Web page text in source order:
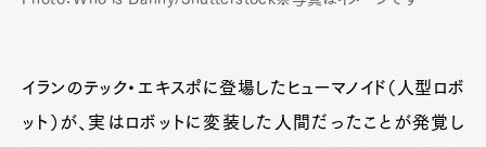
イランのテック・エキスポに登場したヒューマノイド（人型ロボ
ット）が、実はロボットに変装した人間だったことが発覚し